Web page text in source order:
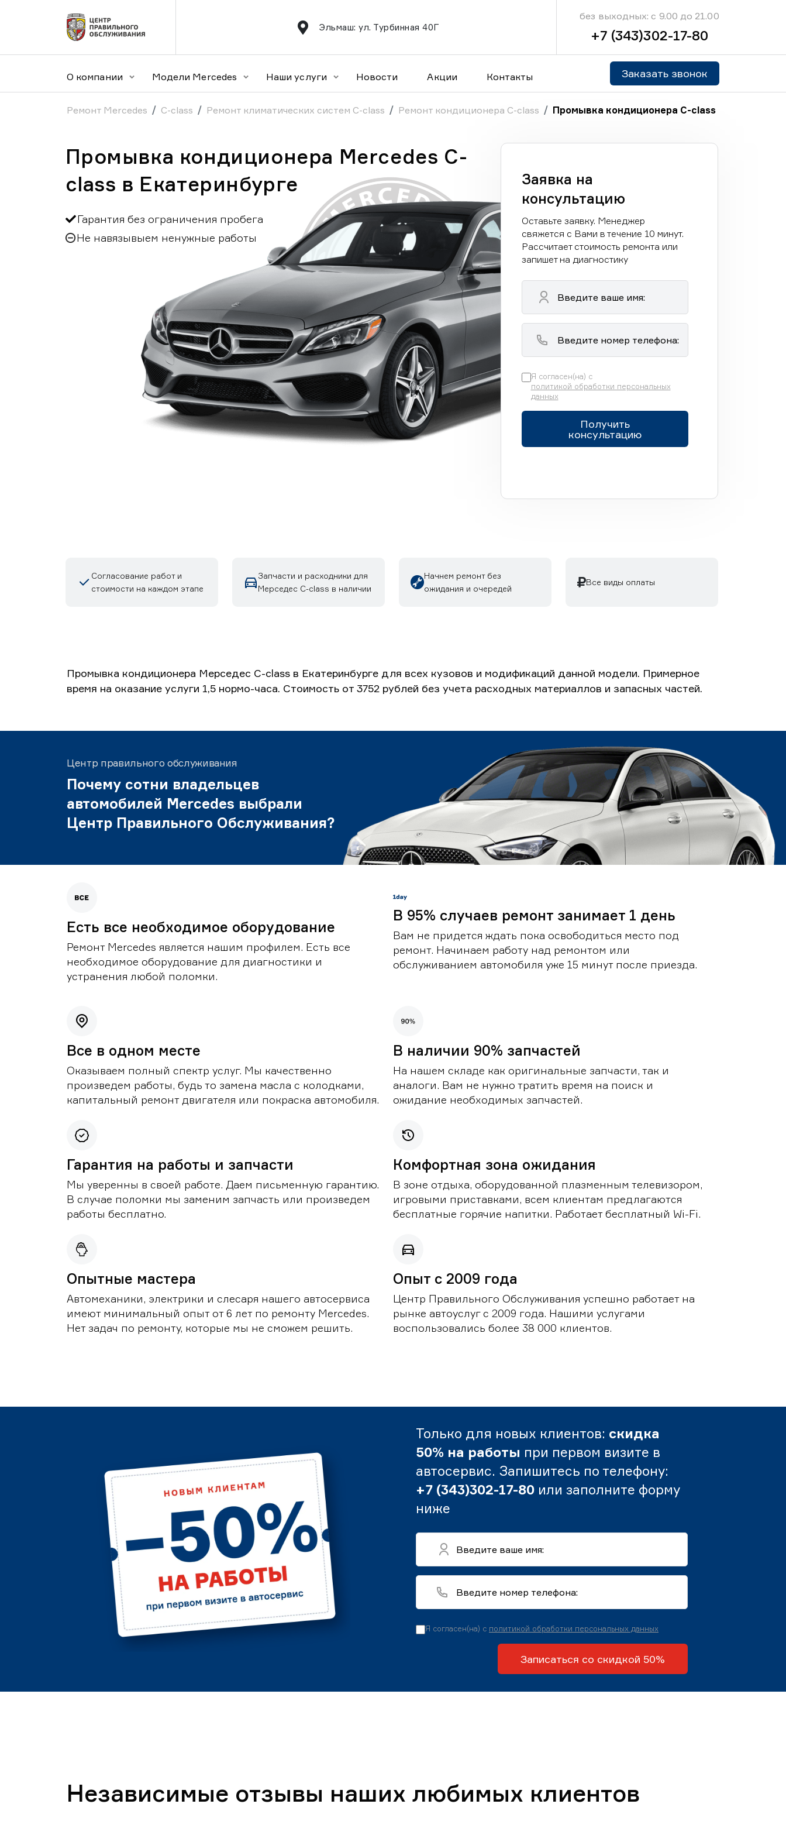
Эльмаш: ул. Турбинная 40Г
без выходных: с 9.00 до 21.00
+7 (343)302-17-80
О компании Модели Mercedes Наши услуги Новости Акции Контакты Заказать звонок
Ремонт Mercedes C-class Ремонт климатических систем C-class Ремонт кондиционера C-class Промывка кондиционера C-class
Промывка кондиционера Mercedes C-
class в Екатеринбурге
Гарантия без ограничения пробега
Не навязывыем ненужные работы
Заявка на
консультацию
Оставьте заявку. Менеджер
свяжется с Вами в течение 10 минут.
Рассчитает стоимость ремонта или
запишет на диагностику
Я согласен(на) с
политикой обработки персональных
данных
Получить
консультацию
Согласование работ и
стоимости на каждом этапе
Запчасти и расходники для
Мерседес C-class в наличии
Начнем ремонт без
ожидания и очередей
Все виды оплаты
Промывка кондиционера Мерседес C-class в Екатеринбурге для всех кузовов и модификаций данной модели. Примерное
время на оказание услуги 1,5 нормо-часа. Стоимость от 3752 рублей без учета расходных материаллов и запасных частей.
Центр правильного обслуживания
Почему сотни владельцев
автомобилей Mercedes выбрали
Центр Правильного Обслуживания?
Есть все необходимое оборудование
Ремонт Mercedes является нашим профилем. Есть все
необходимое оборудование для диагностики и
устранения любой поломки.
В 95% случаев ремонт занимает 1 день
Вам не придется ждать пока освободиться место под
ремонт. Начинаем работу над ремонтом или
обслуживанием автомобиля уже 15 минут после приезда.
Все в одном месте
Оказываем полный спектр услуг. Мы качественно
произведем работы, будь то замена масла с колодками,
капитальный ремонт двигателя или покраска автомобиля.
В наличии 90% запчастей
На нашем складе как оригинальные запчасти, так и
аналоги. Вам не нужно тратить время на поиск и
ожидание необходимых запчастей.
Гарантия на работы и запчасти
Мы уверенны в своей работе. Даем письменную гарантию.
В случае поломки мы заменим запчасть или произведем
работы бесплатно.
Комфортная зона ожидания
В зоне отдыха, оборудованной плазменным телевизором,
игровыми приставками, всем клиентам предлагаются
бесплатные горячие напитки. Работает бесплатный Wi-Fi.
Опытные мастера
Автомеханики, электрики и слесаря нашего автосервиса
имеют минимальный опыт от 6 лет по ремонту Mercedes.
Нет задач по ремонту, которые мы не сможем решить.
Опыт с 2009 года
Центр Правильного Обслуживания успешно работает на
рынке автоуслуг с 2009 года. Нашими услугами
воспользовались более 38 000 клиентов.
Только для новых клиентов: скидка
50% на работы при первом визите в
автосервис. Запишитесь по телефону:
+7 (343)302-17-80 или заполните форму
ниже
Я согласен(на) с политикой обработки персональных данных
Записаться со скидкой 50%
Независимые отзывы наших любимых клиентов